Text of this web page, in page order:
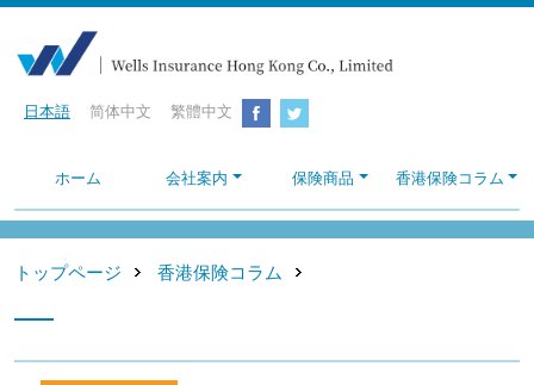
日本語 简体中文 繁體中文
ホーム 会社案内 保険商品 香港保険コラム
トップページ 香港保険コラム